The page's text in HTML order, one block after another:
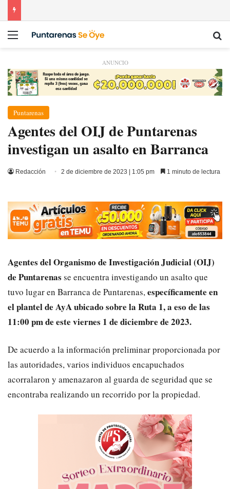
Menú
ANUNCIO
Puntarenas
Agentes del OIJ de Puntarenas
investigan un asalto en Barranca
Redacción 2 de diciembre de 2023 | 1:05 pm 1 minuto de lectura
Agentes del Organismo de Investigación Judicial (OIJ)
de Puntarenas se encuentra investigando un asalto que
tuvo lugar en Barranca de Puntarenas,específicamente en
el plantel de AyA ubicado sobre la Ruta 1, a eso de las
11:00 pm de este viernes 1 de diciembre de 2023.
De acuerdo a la información preliminar proporcionada por
las autoridades, varios individuos encapuchados
acorralaron y amenazaron al guarda de seguridad que se
encontraba realizando un recorrido por la propiedad.